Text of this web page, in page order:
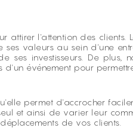
attirer l'attention des clients.
valeurs au sein d'une
investisseurs. De plus,
d'un événement pour
permet d'accrocher
et ainsi de varier leur
de vos clients.